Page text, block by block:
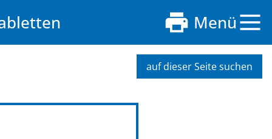
Menü
auf dieser Seite suchen